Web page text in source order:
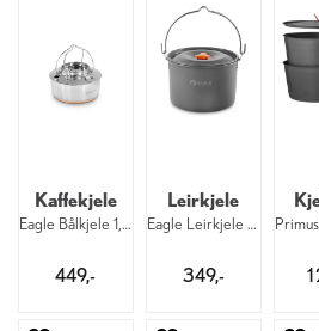
Kaffekjele
Eagle Bålkjele 1,5 liter
449,-
Leirkjele
Eagle Leirkjele 2,5 liter
349,-